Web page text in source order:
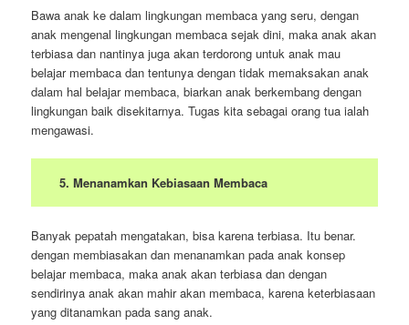
Bawa anak ke dalam lingkungan membaca yang seru, dengan
anak mengenal lingkungan membaca sejak dini, maka anak akan
terbiasa dan nantinya juga akan terdorong untuk anak mau
belajar membaca dan tentunya dengan tidak memaksakan anak
dalam hal belajar membaca, biarkan anak berkembang dengan
lingkungan baik disekitarnya. Tugas kita sebagai orang tua ialah
mengawasi.
5. Menanamkan Kebiasaan Membaca
Banyak pepatah mengatakan, bisa karena terbiasa. Itu benar.
dengan membiasakan dan menanamkan pada anak konsep
belajar membaca, maka anak akan terbiasa dan dengan
sendirinya anak akan mahir akan membaca, karena keterbiasaan
yang ditanamkan pada sang anak.